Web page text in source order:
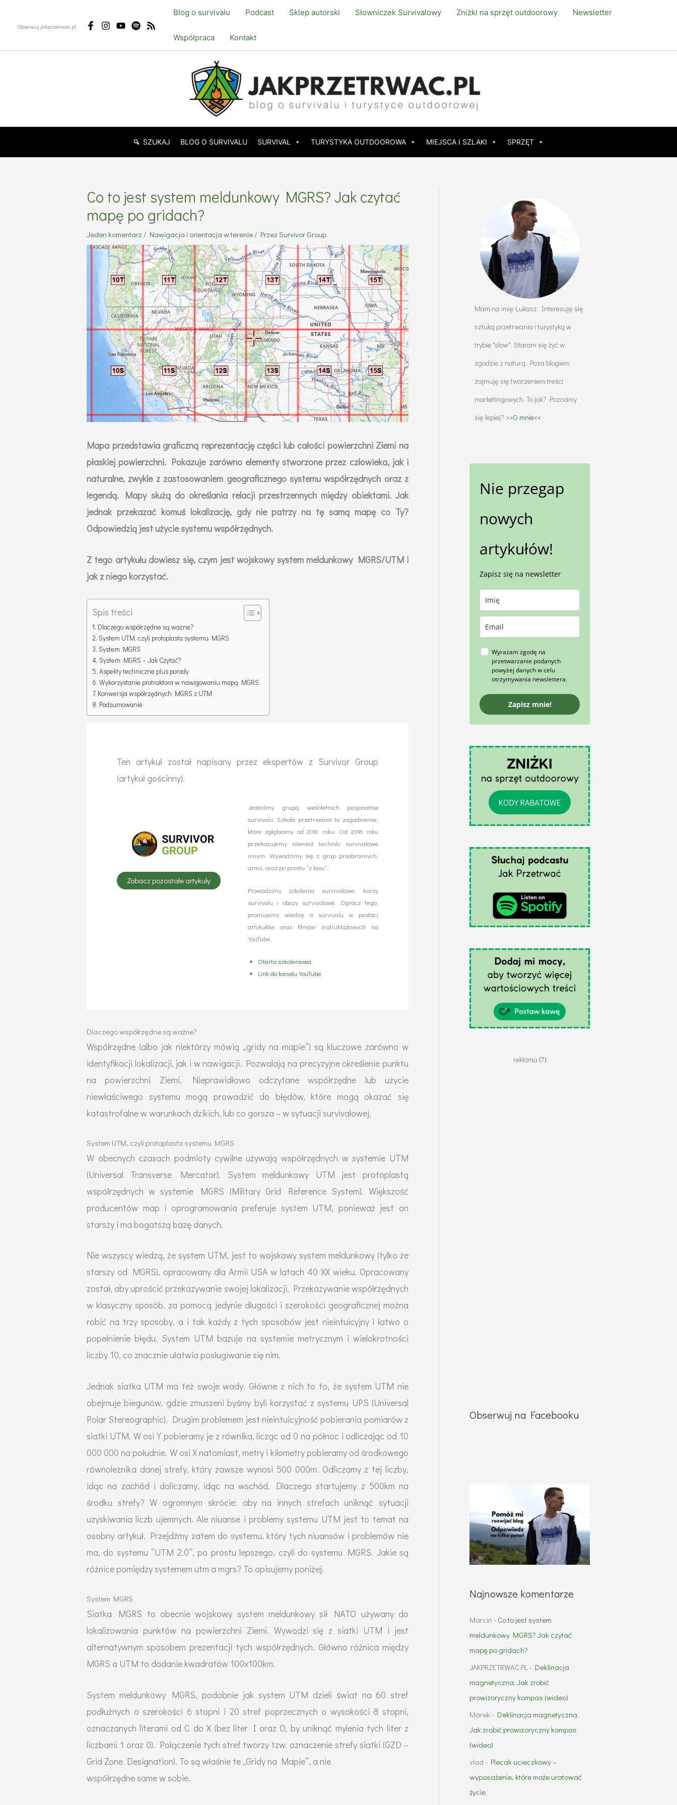
Obserwuj jakprzetrwac.pl
Blog o survivalu Podcast Sklep autorski Słowniczek Survivalowy Zniżki na sprzęt outdoorowy Newsletter
Współpraca Kontakt
BLOG O SURVIVALU SURVIVAL TURYSTYKA OUTDOOROWA MIEJSCA I SZLAKI SPRZĘT
SZUKAJ
Co to jest system meldunkowy MGRS? Jak czytać
mapę po gridach?
Jeden komentarz / Nawigacja i orientacja w terenie/ Przez Survivor Group
Mapa przedstawia graficzną reprezentację części lub całości powierzchni Ziemi na
płaskiej powierzchni. Pokazuje zarówno elementy stworzone przez człowieka, jak i
naturalne, zwykle z zastosowaniem geograficznego systemu współrzędnych oraz z
legendą. Mapy służą do określania relacji przestrzennych między obiektami. Jak
jednak przekazać komuś lokalizację, gdy nie patrzy na tę samą mapę co Ty?
Odpowiedzią jest użycie systemu współrzędnych.
Z tego artykułu dowiesz się, czym jest wojskowy system meldunkowy MGRS/UTM i
jak z niego korzystać.
Spis treści
Dlaczego współrzędne są ważne?
System UTM, czyli protoplasta systemu MGRS
System MGRS
System MGRS – Jak Czytać?
Aspekty techniczne plus porady
Wykorzystanie protraktora w nawigowaniu mapą MGRS
Konwersja współrzędnych MGRS z UTM
Podsumowanie
Ten artykuł został napisany przez ekspertów z Survivor Group
(artykuł gościnny).
Zobacz pozostałe artykuły
Jesteśmy grupą wieloletnich pasjonatów
survivalu. Szkoła przetrwania to zagadnienie,
które zgłębiamy od 2010 roku. Od 2016 roku
przekazujemy również techniki survivalowe
innym. Wywodzimy się z grup proobronnych,
armii, oraz po prostu “z lasu”.
Prowadzimy szkolenia survivalowe, kursy
survivalu i obozy survivalowe. Oprócz tego,
promujemy wiedzę o survivalu w postaci
artykułów oraz filmów instruktażowych na
YouTube.
Oferta szkoleniowa
Link do kanału YouTube
Dlaczego współrzędne są ważne?
Współrzędne (albo jak niektórzy mówią „gridy na mapie”) są kluczowe zarówno w
identyfikacji lokalizacji, jak i w nawigacji. Pozwalają na precyzyjne określenie punktu
na powierzchni Ziemi. Nieprawidłowo odczytane współrzędne lub użycie
niewłaściwego systemu mogą prowadzić do błędów, które mogą okazać się
katastrofalne w warunkach dzikich, lub co gorsza – w sytuacji survivalowej.
System UTM, czyli protoplasta systemu MGRS
W obecnych czasach podmioty cywilne używają współrzędnych w systemie UTM
(Universal Transverse Mercator). System meldunkowy UTM jest protoplastą
współrzędnych w systemie MGRS (Military Grid Reference System). Większość
producentów map i oprogramowania preferuje system UTM, ponieważ jest on
starszy i ma bogatszą bazę danych.
Nie wszyscy wiedzą, że system UTM, jest to wojskowy system meldunkowy (tylko że
starszy od MGRS), opracowany dla Armii USA w latach 40 XX wieku. Opracowany
został, aby uprościć przekazywanie swojej lokalizacji. Przekazywanie współrzędnych
w klasyczny sposób, za pomocą jedynie długości i szerokości geograficznej można
robić na trzy sposoby, a i tak każdy z tych sposobów jest nieintuicyjny i łatwo o
popełnienie błędu. System UTM bazuje na systemie metrycznym i wielokrotności
liczby 10, co znacznie ułatwia posługiwanie się nim.
Jednak siatka UTM ma też swoje wady. Główne z nich to to, że system UTM nie
obejmuje biegunów, gdzie zmuszeni byśmy byli korzystać z systemu UPS (Universal
Polar Stereographic). Drugim problemem jest nieintuicyjność pobierania pomiarów z
siatki UTM. W osi Y pobieramy je z równika, licząc od 0 na północ i odliczając od 10
000 000 na południe. W osi X natomiast, metry i kilometry pobieramy od środkowego
równoleżnika danej strefy, który zawsze wynosi 500 000m. Odliczamy z tej liczby,
idąc na zachód i doliczamy, idąc na wschód. Dlaczego startujemy z 500km na
środku strefy? W ogromnym skrócie: aby na innych strefach uniknąć sytuacji
uzyskiwania liczb ujemnych. Ale niuanse i problemy systemu UTM jest to temat na
osobny artykuł. Przejdźmy zatem do systemu, który tych niuansów i problemów nie
ma, do systemu “UTM 2.0”, po prostu lepszego, czyli do systemu MGRS. Jakie są
różnice pomiędzy systemem utm a mgrs? To opisujemy poniżej.
System MGRS
Siatka MGRS to obecnie wojskowy system meldunkowy sił NATO używany do
lokalizowania punktów na powierzchni Ziemi. Wywodzi się z siatki UTM i jest
alternatywnym sposobem prezentacji tych współrzędnych. Główna różnica między
MGRS a UTM to dodanie kwadratów 100x100km.
System meldunkowy MGRS, podobnie jak system UTM dzieli świat na 60 stref
podłużnych o szerokości 6 stopni i 20 stref poprzecznych o wysokości 8 stopni,
oznaczanych literami od C do X (bez liter I oraz O, by uniknąć mylenia tych liter z
liczbami 1 oraz 0). Połączenie tych stref tworzy tzw. oznaczenie strefy siatki (GZD –
Grid Zone Designation). To są właśnie te „Gridy na Mapie”, a nie
współrzędne same w sobie.
Mam na imię Łukasz. Interesuję się
sztuką przetrwania i turystyką w
trybie "slow". Staram się żyć w
zgodzie z naturą. Poza blogiem
zajmuję się tworzeniem treści
marketingowych. To jak? Poznamy
się lepiej? >>O mnie<<
Nie przegap
nowych
artykułów!
Zapisz się na newsletter
Wyrażam zgodę na
przetwarzanie podanych
powyżej danych w celu
otrzymywania newslettera.
Zapisz mnie!
reklama (?)
Obserwuj na Facebooku
Najnowsze komentarze
Marcin - Co to jest system
meldunkowy MGRS? Jak czytać
mapę po gridach?
JAKPRZETRWAC.PL - Deklinacja
magnetyczna. Jak zrobić
prowizoryczny kompas (wideo)
Marek - Deklinacja magnetyczna.
Jak zrobić prowizoryczny kompas
(wideo)
vlad - Plecak ucieczkowy –
wyposażenie, które może uratować
życie